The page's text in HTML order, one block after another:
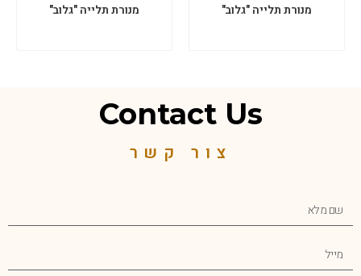
מנורת תלייה "גלוב" מנורת תלייה "גלוב"
Contact Us
צור קשר